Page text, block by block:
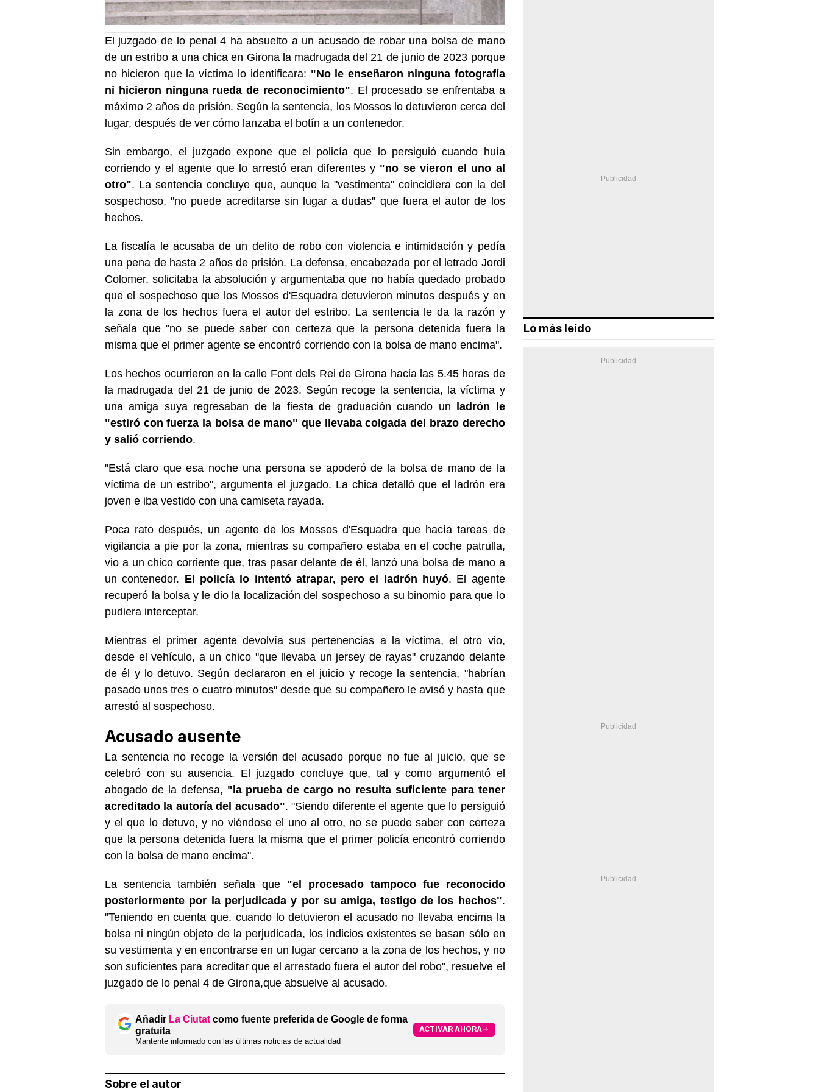
El juzgado de lo penal 4 ha absuelto a un acusado de robar una bolsa de mano
de un estribo a una chica en Girona la madrugada del 21 de junio de 2023 porque
no hicieron que la víctima lo identificara: "No le enseñaron ninguna fotografía
ni hicieron ninguna rueda de reconocimiento". El procesado se enfrentaba a
máximo 2 años de prisión. Según la sentencia, los Mossos lo detuvieron cerca del
lugar, después de ver cómo lanzaba el botín a un contenedor.
Sin embargo, el juzgado expone que el policía que lo persiguió cuando huía
corriendo y el agente que lo arrestó eran diferentes y "no se vieron el uno al
otro". La sentencia concluye que, aunque la "vestimenta" coincidiera con la del
sospechoso, "no puede acreditarse sin lugar a dudas" que fuera el autor de los
hechos.
La fiscalía le acusaba de un delito de robo con violencia e intimidación y pedía
una pena de hasta 2 años de prisión. La defensa, encabezada por el letrado Jordi
Colomer, solicitaba la absolución y argumentaba que no había quedado probado
que el sospechoso que los Mossos d'Esquadra detuvieron minutos después y en
la zona de los hechos fuera el autor del estribo. La sentencia le da la razón y
señala que "no se puede saber con certeza que la persona detenida fuera la
misma que el primer agente se encontró corriendo con la bolsa de mano encima".
Los hechos ocurrieron en la calle Font dels Rei de Girona hacia las 5.45 horas de
la madrugada del 21 de junio de 2023. Según recoge la sentencia, la víctima y
una amiga suya regresaban de la fiesta de graduación cuando un ladrón le
"estiró con fuerza la bolsa de mano" que llevaba colgada del brazo derecho
y salió corriendo.
"Está claro que esa noche una persona se apoderó de la bolsa de mano de la
víctima de un estribo", argumenta el juzgado. La chica detalló que el ladrón era
joven e iba vestido con una camiseta rayada.
Poca rato después, un agente de los Mossos d'Esquadra que hacía tareas de
vigilancia a pie por la zona, mientras su compañero estaba en el coche patrulla,
vio a un chico corriente que, tras pasar delante de él, lanzó una bolsa de mano a
un contenedor. El policía lo intentó atrapar, pero el ladrón huyó. El agente
recuperó la bolsa y le dio la localización del sospechoso a su binomio para que lo
pudiera interceptar.
Mientras el primer agente devolvía sus pertenencias a la víctima, el otro vio,
desde el vehículo, a un chico "que llevaba un jersey de rayas" cruzando delante
de él y lo detuvo. Según declararon en el juicio y recoge la sentencia, "habrían
pasado unos tres o cuatro minutos" desde que su compañero le avisó y hasta que
arrestó al sospechoso.
Acusado ausente
La sentencia no recoge la versión del acusado porque no fue al juicio, que se
celebró con su ausencia. El juzgado concluye que, tal y como argumentó el
abogado de la defensa, "la prueba de cargo no resulta suficiente para tener
acreditado la autoría del acusado". "Siendo diferente el agente que lo persiguió
y el que lo detuvo, y no viéndose el uno al otro, no se puede saber con certeza
que la persona detenida fuera la misma que el primer policía encontró corriendo
con la bolsa de mano encima".
La sentencia también señala que "el procesado tampoco fue reconocido
posteriormente por la perjudicada y por su amiga, testigo de los hechos".
"Teniendo en cuenta que, cuando lo detuvieron el acusado no llevaba encima la
bolsa ni ningún objeto de la perjudicada, los indicios existentes se basan sólo en
su vestimenta y en encontrarse en un lugar cercano a la zona de los hechos, y no
son suficientes para acreditar que el arrestado fuera el autor del robo", resuelve el
juzgado de lo penal 4 de Girona,que absuelve al acusado.
Añadir La Ciutat como fuente preferida de Google de forma
gratuita
Mantente informado con las últimas noticias de actualidad
ACTIVAR AHORA
Sobre el autor
Lo más leído